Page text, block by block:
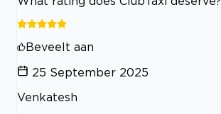
Beveelt aan
25 September 2025
Venkatesh